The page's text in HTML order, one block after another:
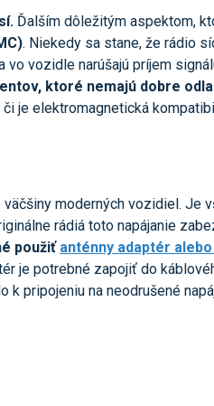
Ďalším dôležitým aspektom,
. Niekedy sa stane, že rádio
vozidle narúšajú príjem
ktoré nemajú dobre
je elektromagnetická
moderných vozidiel. Je
rádiá toto napájanie
použiť anténny adaptér
je potrebné zapojiť do
k pripojeniu na neodrušené